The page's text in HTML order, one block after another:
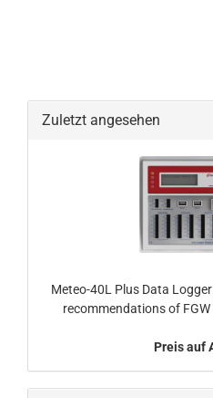
Zuletzt angesehen
Meteo-40L Plus Data
recommendations of FGW
Preis auf